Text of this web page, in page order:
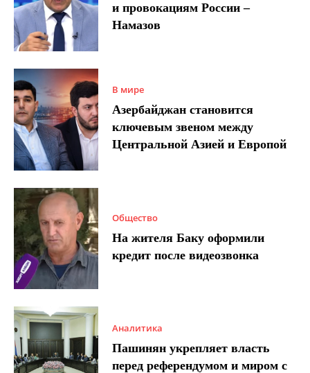
и провокациям России –
Намазов
В мире
Азербайджан становится
ключевым звеном между
Центральной Азией и Европой
Общество
На жителя Баку оформили
кредит после видеозвонка
Аналитика
Пашинян укрепляет власть
перед референдумом и миром с